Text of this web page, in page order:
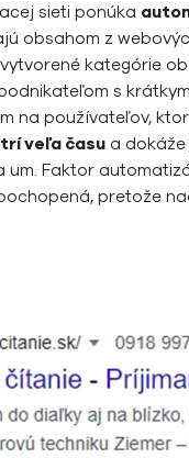
sieti ponúka
obsahom z
kategórie
s
na používateľov,
veľa času a
Faktor
pretože